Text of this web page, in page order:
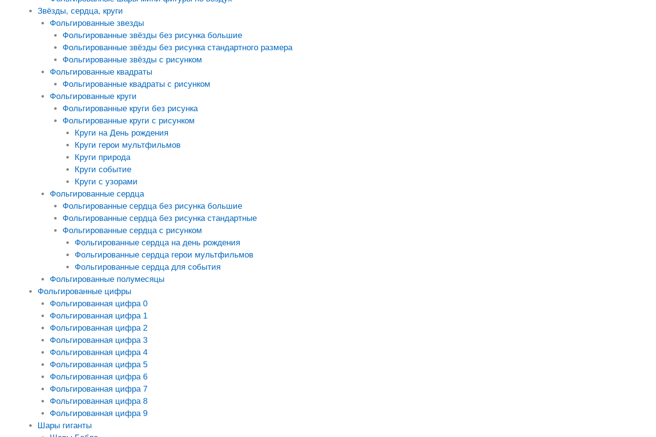
Звёзды, сердца, круги
Фольгированные звезды
Фольгированные звёзды без рисунка большие
Фольгированные звёзды без рисунка стандартного размера
Фольгированные звёзды с рисунком
Фольгированные квадраты
Фольгированные квадраты с рисунком
Фольгированные круги
Фольгированные круги без рисунка
Фольгированные круги с рисунком
Круги на День рождения
Круги герои мультфильмов
Круги природа
Круги событие
Круги с узорами
Фольгированные сердца
Фольгированные сердца без рисунка большие
Фольгированные сердца без рисунка стандартные
Фольгированные сердца с рисунком
Фольгированные сердца на день рождения
Фольгированные сердца герои мультфильмов
Фольгированные сердца для события
Фольгированные полумесяцы
Фольгированные цифры
Фольгированная цифра 0
Фольгированная цифра 1
Фольгированная цифра 2
Фольгированная цифра 3
Фольгированная цифра 4
Фольгированная цифра 5
Фольгированная цифра 6
Фольгированная цифра 7
Фольгированная цифра 8
Фольгированная цифра 9
Шары гиганты